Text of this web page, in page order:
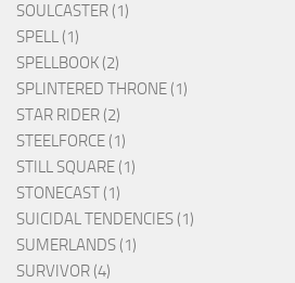
SOULCASTER (1)
SPELL (1)
SPELLBOOK (2)
SPLINTERED THRONE (1)
STAR RIDER (2)
STEELFORCE (1)
STILL SQUARE (1)
STONECAST (1)
SUICIDAL TENDENCIES (1)
SUMERLANDS (1)
SURVIVOR (4)